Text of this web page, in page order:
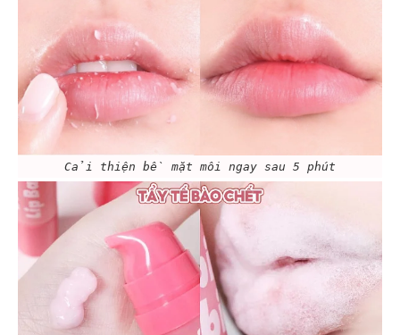
Cải thiện bề mặt môi ngay sau 5 phút